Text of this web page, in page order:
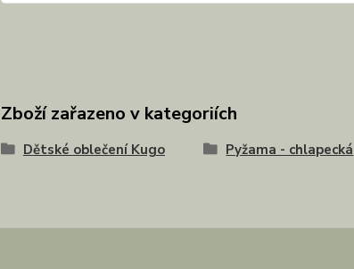
Zboží zařazeno v kategoriích
Dětské oblečení Kugo Pyžama - chlapecká